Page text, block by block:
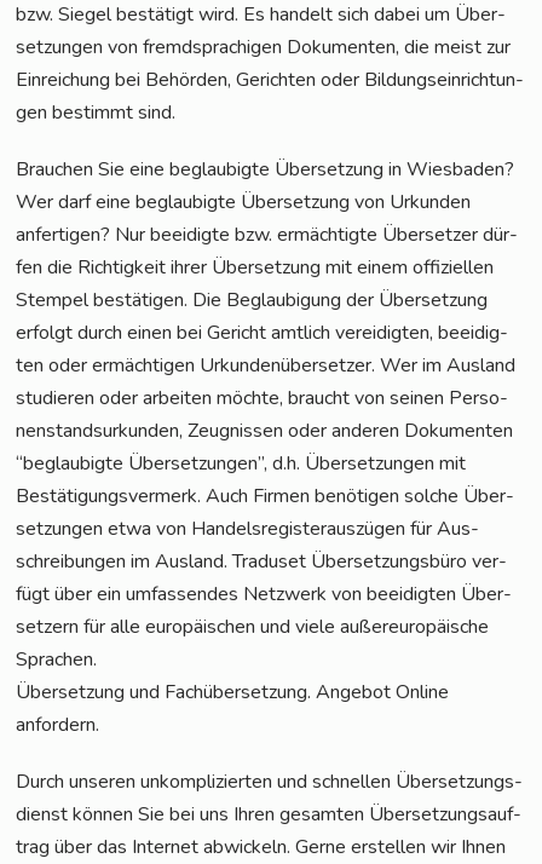
bzw. Sie­gel bestä­tigt wird. Es han­delt sich dabei um Über­
set­zun­gen von fremd­spra­chi­gen Doku­men­ten, die meist zur
Ein­rei­chung bei Behör­den, Gerich­ten oder Bil­dungs­ein­rich­tun­
gen bestimmt sind.
Brau­chen Sie eine beglau­big­te Über­set­zung in Wies­ba­den?
Wer darf eine beglau­big­te Über­set­zung von Urkun­den
anfer­ti­gen? Nur beei­dig­te bzw. ermäch­tig­te Über­set­zer dür­
fen die Rich­tig­keit ihrer Über­set­zung mit einem offi­zi­el­len
Stem­pel bestä­ti­gen. Die Beglau­bi­gung der Über­set­zung
erfolgt durch einen bei Gericht amt­lich ver­ei­dig­ten, beei­dig­
ten oder ermäch­ti­gen Urkun­den­über­set­zer. Wer im Aus­land
stu­die­ren oder arbei­ten möch­te, braucht von sei­nen Per­so­
nen­stand­sur­kun­den, Zeug­nis­sen oder ande­ren Doku­men­ten
“beglau­big­te Über­set­zun­gen”, d.h. Über­set­zun­gen mit
Bestä­ti­gungs­ver­merk. Auch Fir­men benö­ti­gen sol­che Über­
set­zun­gen etwa von Han­dels­re­gis­ter­aus­zü­gen für Aus­
schrei­bun­gen im Aus­land. Tra­du­set Über­set­zungs­bü­ro ver­
fügt über ein umfas­sen­des Netz­werk von beei­dig­ten Über­
set­zern für alle euro­päi­schen und vie­le außer­eu­ro­päi­sche
Sprachen.
Über­set­zung und Fach­über­set­zung. Ange­bot Online
anfordern.
Durch unse­ren unkom­pli­zier­ten und schnel­len Über­set­zungs­
dienst kön­nen Sie bei uns Ihren gesam­ten Über­set­zungs­auf­
trag über das Inter­net abwi­ckeln. Ger­ne erstel­len wir Ihnen